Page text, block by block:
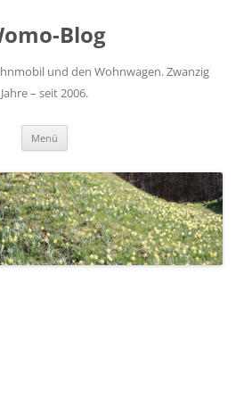
Blog
und den Wohnwagen. Zwanzig
Jahre – seit 2006.
Menü